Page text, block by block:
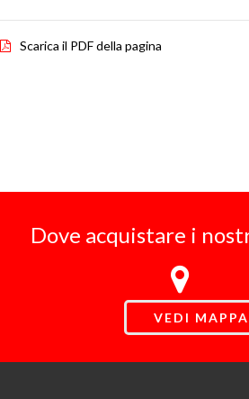
Scarica il PDF della pagina
Dove acquistare i
VEDI MAPPA